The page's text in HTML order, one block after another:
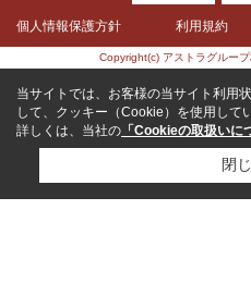
個人情報保護方針 利用規約
Copyright(c) アストラグルー
当サイトでは、お客様の当サイト利用
して、クッキー（Cookie）を使用して
詳しくは、当社の 「Cookieの取扱いに
閉